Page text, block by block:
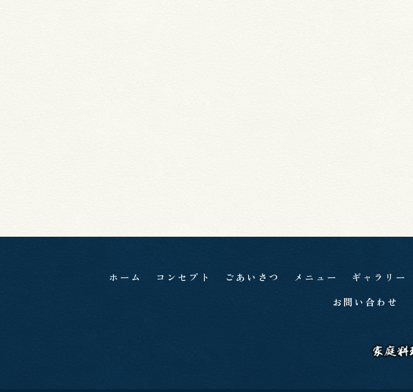
ホーム コンセプト ごあいさつ メニュー ギャラリー
お問い合わせ